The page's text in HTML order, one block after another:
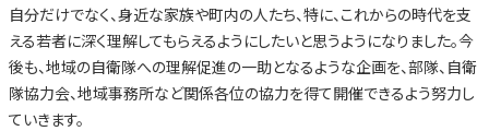
自分だけでなく、身近な家族や町内の人たち、特に、これからの時代を支
える若者に深く理解してもらえるようにしたいと思うようになりました。今
後も、地域の自衛隊への理解促進の一助となるような企画を、部隊、自衛
隊協力会、地域事務所など関係各位の協力を得て開催できるよう努力し
ていきます。